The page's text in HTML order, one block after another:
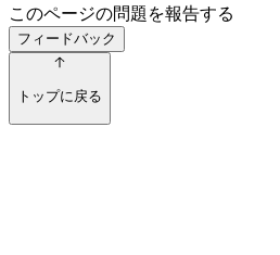
このページの問題を報告する
フィードバック
トップに戻る